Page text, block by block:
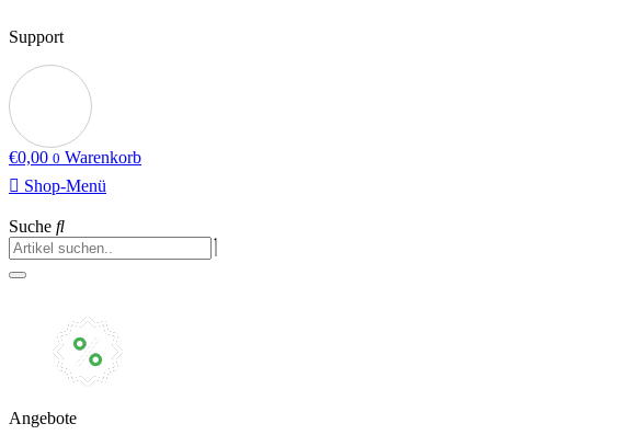
Support
€0,00 0 Warenkorb
Shop-Menü
Suche
Angebote